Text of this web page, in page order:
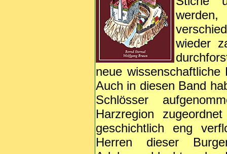
wieder
neue
Auch in diesen Band
Schlösser
Harzregion
geschichtlich eng
Herren dieser